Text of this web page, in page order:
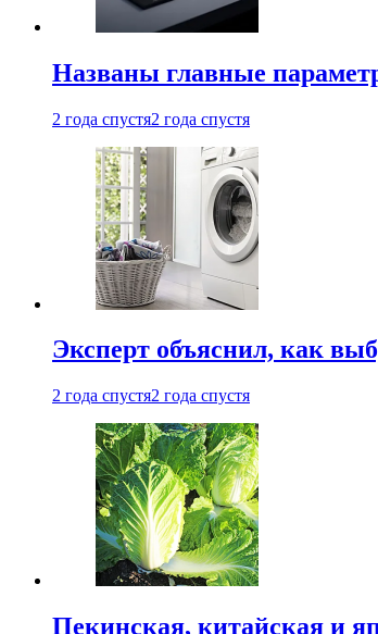
Названы главные
2 года спустя2 года спустя
Эксперт объяснил, как
2 года спустя2 года спустя
Пекинская, китайская и